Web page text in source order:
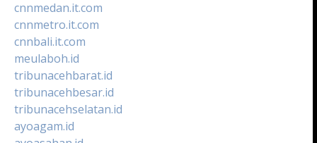
cnnmedan.it.com
cnnmetro.it.com
cnnbali.it.com
meulaboh.id
tribunacehbarat.id
tribunacehbesar.id
tribunacehselatan.id
ayoagam.id